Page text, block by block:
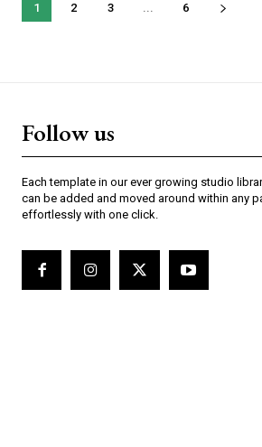
1 2 3 ... 6
Follow us
Each template in our ever growing studio
can be added and moved around within any
effortlessly with one click.